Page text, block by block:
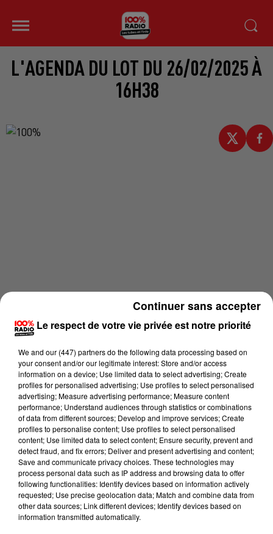
L'AGENDA DU LOT DU 26/02/2025 À
16H38
Lecture (1 min 13 sec)
100%
Le respect de votre vie privée est notre priorité
We and our (447) partnersdo the following data processing based on
your consent and/or our legitimate interest: Store and/or access
information on a device; Use limited data to select advertising; Create
profiles for personalised advertising; Use profiles to select personalised
advertising; Measure advertising performance; Measure content
performance; Understand audiences through statistics or combinations
of data from different sources; Develop and improve services; Create
profiles to personalise content; Use profiles to select personalised
content; Use limited data to select content; Ensure security, prevent and
detect fraud, and fix errors; Deliver and present advertising and content;
Save and communicate privacy choices. These technologies may
process personal data such as IP address and browsing data to offer
following functionalities: Identify devices based on information actively
requested; Use precise geolocation data; Match and combine data from
other data sources; Link different devices; Identify devices based on
information transmitted automatically.
Continuer sans accepter